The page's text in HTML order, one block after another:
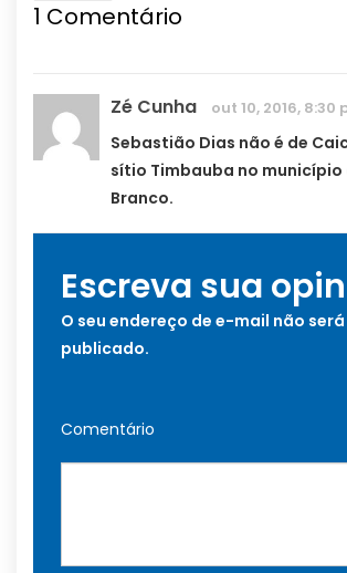
1 Comentário
Zé Cunha out 10, 2016, 8:30
Sebastião Dias não é de
sítio Timbauba no município
Branco.
Escreva sua
O seu endereço de e-mail não será
publicado.
Comentário